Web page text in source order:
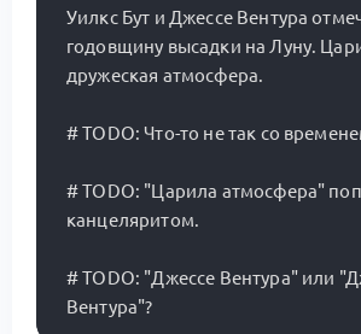
Уилкс Бут и Джессе Вентура
годовщину высадки на Луну.
дружеская атмосфера.
# TODO: Что-то не так со
# TODO: "Царила атмосфера"
канцеляритом.
# TODO: "Джессе Вентура" или